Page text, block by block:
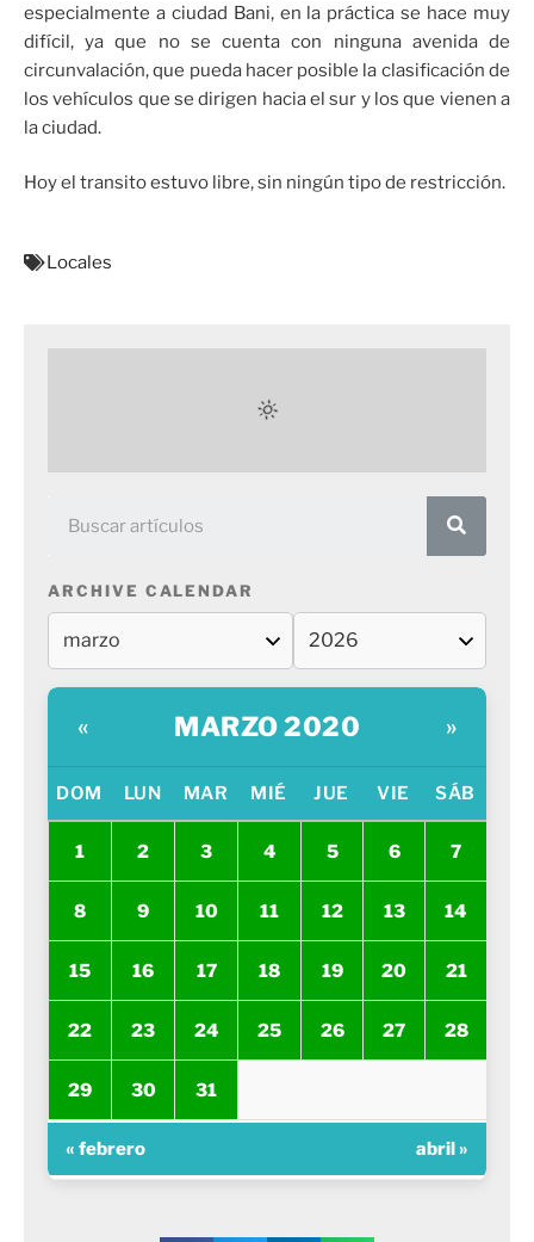
especialmente a ciudad Bani, en la práctica se hace muy
difícil, ya que no se cuenta con ninguna avenida de
circunvalación, que pueda hacer posible la clasificación de
los vehículos que se dirigen hacia el sur y los que vienen a
la ciudad.
Hoy el transito estuvo libre, sin ningún tipo de restricción.
Locales
ARCHIVE CALENDAR
« MARZO 2020 »
DOM LUN MAR MIÉ JUE VIE SÁB
1 2 3 4 5 6 7
8 9 10 11 12 13 14
15 16 17 18 19 20 21
22 23 24 25 26 27 28
29 30 31
« febrero abril »